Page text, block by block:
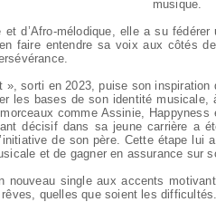
musique.
et d’Afro-mélodique, elle a su
faire entendre sa voix aux côtés
», sorti en 2023, puise son
les bases de son identité
comme Assinie,
décisif dans sa jeune carrière a
de son père. Cette étape lui
et de gagner en assurance sur
nouveau single aux accents
quelles que soient les